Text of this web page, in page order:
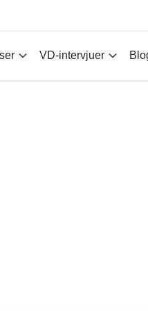
VD-intervjuer